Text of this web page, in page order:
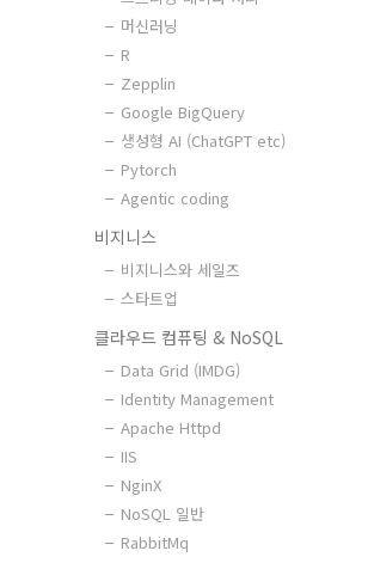
머신러닝
R
Zepplin
Google BigQuery
생성형 AI (ChatGPT etc)
Pytorch
Agentic coding
비지니스
비지니스와 세일즈
스타트업
클라우드 컴퓨팅 & NoSQL
Data Grid (IMDG)
Identity Management
Apache Httpd
IIS
NginX
NoSQL 일반
RabbitMq